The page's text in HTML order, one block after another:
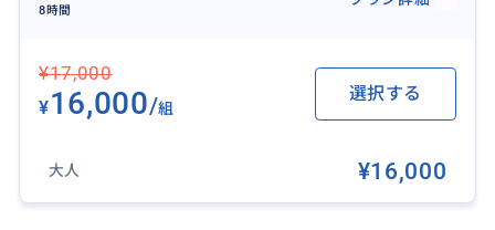
8時間
¥17,000
¥16,000/組
選択する
大人 ¥16,000